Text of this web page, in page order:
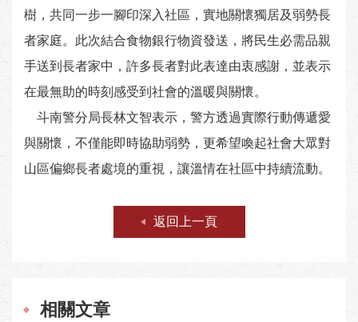
樹，共同一步一腳印深入社區，實地關懷獨居及弱勢長
者家庭。此次結合食物銀行物資發送，將民生必需品親
手送到長者家中，許多長者對此表達由衷感謝，並表示
在最無助的時刻感受到社會的溫暖與關懷。
斗南警分局長林文智表示，警方透過實際行動傳遞愛
與關懷，不僅能即時協助弱勢，更希望喚起社會大眾對
山區偏鄉長者處境的重視，讓溫情在社區中持續流動。
返回上一頁
相關文章